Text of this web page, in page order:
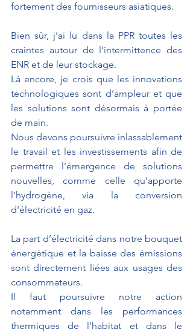
fortement des fournisseurs asiatiques.
Bien sûr, j’ai lu dans la PPR toutes les
craintes autour de l’intermittence des
ENR et de leur stockage.
Là encore, je crois que les innovations
technologiques sont d’ampleur et que
les solutions sont désormais à portée
de main.
Nous devons poursuivre inlassablement
le travail et les investissements afin de
permettre l’émergence de solutions
nouvelles, comme celle qu’apporte
l’hydrogène, via la conversion
d'électricité en gaz.
La part d’électricité dans notre bouquet
énergétique et la baisse des émissions
sont directement liées aux usages des
consommateurs.
Il faut poursuivre notre action
notamment dans les performances
thermiques de l’habitat et dans le